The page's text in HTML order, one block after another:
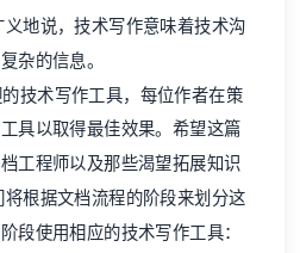
地说，技术写作意味着技术沟
杂的信息。
技术写作工具，每位作者在策
具以取得最佳效果。希望这篇
工程师以及那些渴望拓展知识
根据文档流程的阶段来划分这
段使用相应的技术写作工具：